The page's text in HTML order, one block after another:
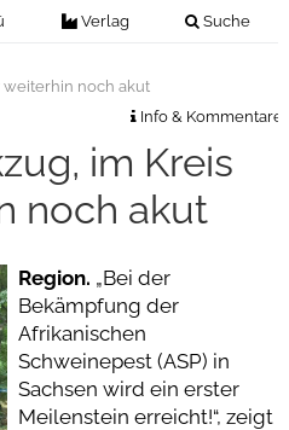
Verlag Suche
Ausgaben
weiterhin noch akut
Info & Kommentare
im Kreis
noch akut
Region. „Bei der
Bekämpfung der
Afrikanischen
Schweinepest (ASP) in
Sachsen wird ein erster
Meilenstein erreicht!“, zeigt